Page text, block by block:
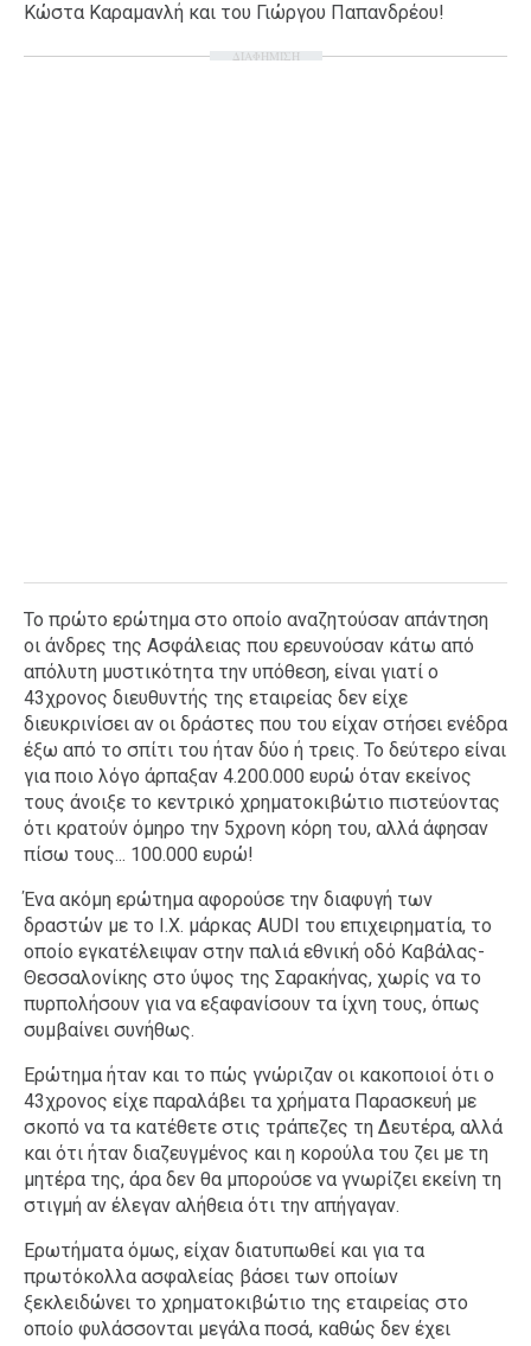
Κώστα Καραμανλή και του Γιώργου Παπανδρέου!
ΔΙΑΦΗΜΙΣΗ
Το πρώτο ερώτημα στο οποίο αναζητούσαν απάντηση
οι άνδρες της Ασφάλειας που ερευνούσαν κάτω από
απόλυτη μυστικότητα την υπόθεση, είναι γιατί ο
43χρονος διευθυντής της εταιρείας δεν είχε
διευκρινίσει αν οι δράστες που του είχαν στήσει ενέδρα
έξω από το σπίτι του ήταν δύο ή τρεις. Το δεύτερο είναι
για ποιο λόγο άρπαξαν 4.200.000 ευρώ όταν εκείνος
τους άνοιξε το κεντρικό χρηματοκιβώτιο πιστεύοντας
ότι κρατούν όμηρο την 5χρονη κόρη του, αλλά άφησαν
πίσω τους... 100.000 ευρώ!
Ένα ακόμη ερώτημα αφορούσε την διαφυγή των
δραστών με το Ι.Χ. μάρκας AUDI του επιχειρηματία, το
οποίο εγκατέλειψαν στην παλιά εθνική οδό Καβάλας-
Θεσσαλονίκης στο ύψος της Σαρακήνας, χωρίς να το
πυρπολήσουν για να εξαφανίσουν τα ίχνη τους, όπως
συμβαίνει συνήθως.
Ερώτημα ήταν και το πώς γνώριζαν οι κακοποιοί ότι ο
43χρονος είχε παραλάβει τα χρήματα Παρασκευή με
σκοπό να τα κατέθετε στις τράπεζες τη Δευτέρα, αλλά
και ότι ήταν διαζευγμένος και η κορούλα του ζει με τη
μητέρα της, άρα δεν θα μπορούσε να γνωρίζει εκείνη τη
στιγμή αν έλεγαν αλήθεια ότι την απήγαγαν.
Ερωτήματα όμως, είχαν διατυπωθεί και για τα
πρωτόκολλα ασφαλείας βάσει των οποίων
ξεκλειδώνει το χρηματοκιβώτιο της εταιρείας στο
οποίο φυλάσσονται μεγάλα ποσά, καθώς δεν έχει